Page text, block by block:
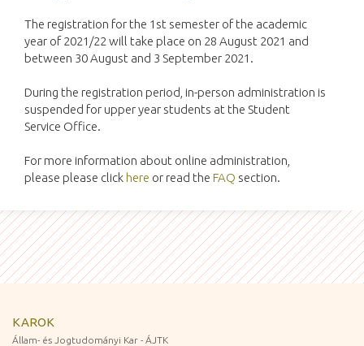
The registration for the 1st semester of the academic
year of 2021/22 will take place on 28 August 2021 and
between 30 August and 3 September 2021.
During the registration period, in-person administration is
suspended for upper year students at the Student
Service Office.
For more information about online administration,
please please click here or read the FAQ section.
KAROK
Állam- és Jogtudományi Kar - ÁJTK